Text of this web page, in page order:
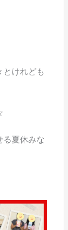
とけれども
る夏休みな